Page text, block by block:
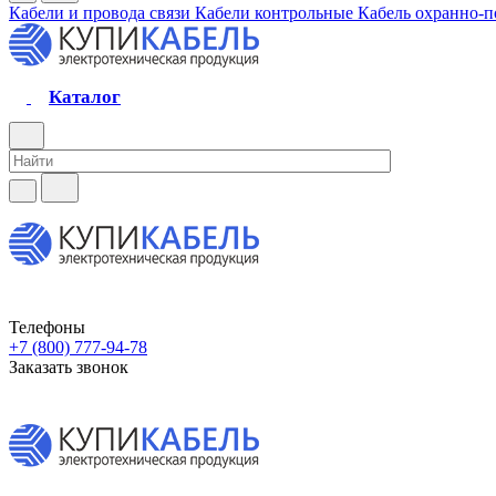
Кабели и провода связи Кабели контрольные Кабель охранно-
Каталог
Телефоны
+7 (800) 777-94-78
Заказать звонок